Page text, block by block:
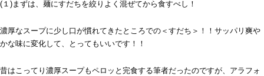
(１)まずは、麺にすだちを絞りよく混ぜてから食すべし！
濃厚なスープに少し口が慣れてきたところでの＜すだち＞！！サッパリ爽や
かな味に変化して、とってもいいです！！
昔はこってり濃厚スープもペロッと完食する筆者だったのですが、アラフォ